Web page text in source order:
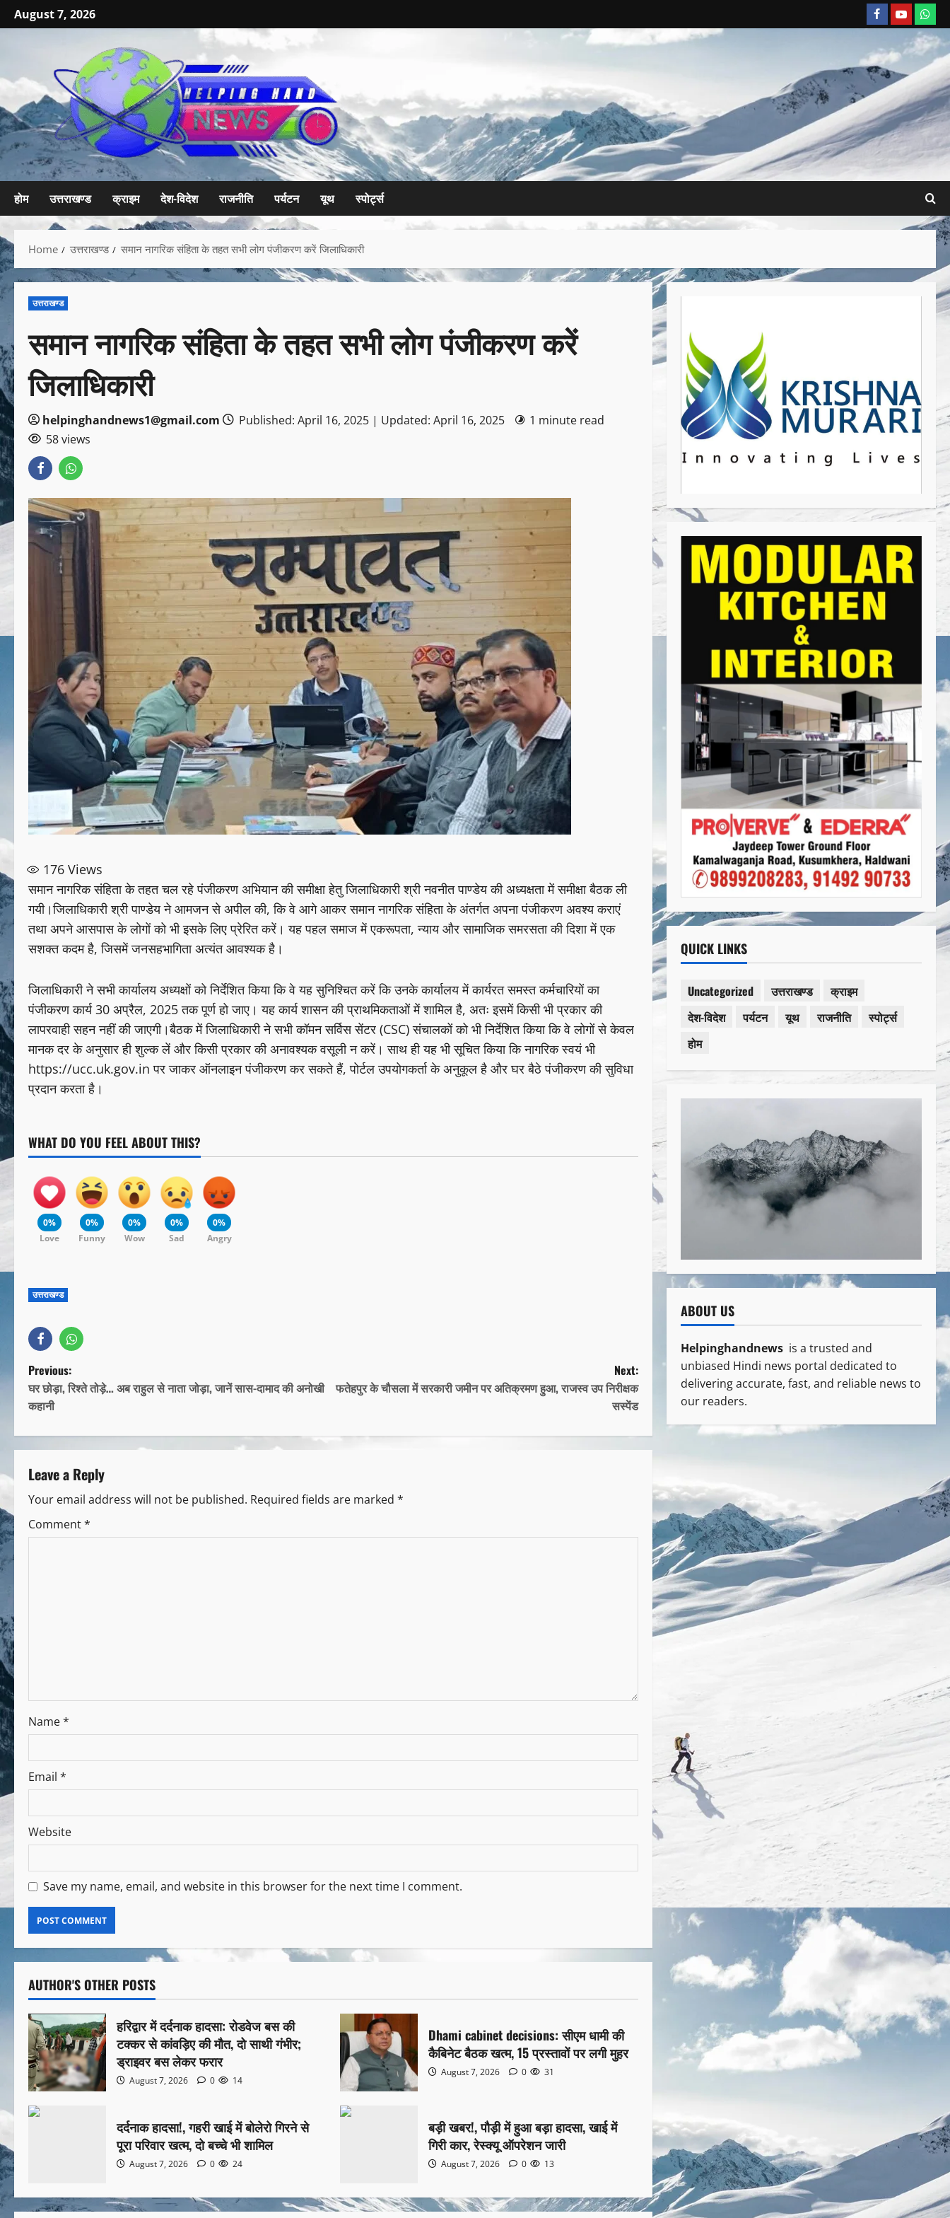
August 7, 2026
होम उत्तराखण्ड क्राइम देश-विदेश राजनीति पर्यटन यूथ स्पोर्ट्स
Home उत्तराखण्ड समान नागरिक संहिता के तहत सभी लोग पंजीकरण करें जिलाधिकारी
उत्तराखण्ड
समान नागरिक संहिता के तहत सभी लोग पंजीकरण करें
जिलाधिकारी
helpinghandnews1@gmail.com Published: April 16, 2025 | Updated: April 16, 2025
1 minute read
58 views
176 Views
समान नागरिक संहिता के तहत चल रहे पंजीकरण अभियान की समीक्षा हेतु जिलाधिकारी श्री नवनीत पाण्डेय की अध्यक्षता में समीक्षा बैठक ली
गयी।जिलाधिकारी श्री पाण्डेय ने आमजन से अपील की, कि वे आगे आकर समान नागरिक संहिता के अंतर्गत अपना पंजीकरण अवश्य कराएं
तथा अपने आसपास के लोगों को भी इसके लिए प्रेरित करें। यह पहल समाज में एकरूपता, न्याय और सामाजिक समरसता की दिशा में एक
सशक्त कदम है, जिसमें जनसहभागिता अत्यंत आवश्यक है।
जिलाधिकारी ने सभी कार्यालय अध्यक्षों को निर्देशित किया कि वे यह सुनिश्चित करें कि उनके कार्यालय में कार्यरत समस्त कर्मचारियों का
पंजीकरण कार्य 30 अप्रैल, 2025 तक पूर्ण हो जाए। यह कार्य शासन की प्राथमिकताओं में शामिल है, अतः इसमें किसी भी प्रकार की
लापरवाही सहन नहीं की जाएगी।बैठक में जिलाधिकारी ने सभी कॉमन सर्विस सेंटर (CSC) संचालकों को भी निर्देशित किया कि वे लोगों से केवल
मानक दर के अनुसार ही शुल्क लें और किसी प्रकार की अनावश्यक वसूली न करें। साथ ही यह भी सूचित किया कि नागरिक स्वयं भी
https://ucc.uk.gov.in पर जाकर ऑनलाइन पंजीकरण कर सकते हैं, पोर्टल उपयोगकर्ता के अनुकूल है और घर बैठे पंजीकरण की सुविधा
प्रदान करता है।
WHAT DO YOU FEEL ABOUT THIS?
0%
Love
0%
Funny
0%
Wow
0%
Sad
0%
Angry
उत्तराखण्ड
Previous:
घर छोड़ा, रिश्ते तोड़े… अब राहुल से नाता जोड़ा, जानें सास-दामाद की अनोखी
कहानी
Next:
फतेहपुर के चौसला में सरकारी जमीन पर अतिक्रमण हुआ, राजस्व उप निरीक्षक
सस्पेंड
Leave a Reply
Your email address will not be published. Required fields are marked *
Comment*
Name*
Email *
Website
Save my name, email, and website in this browser for the next time I comment.
AUTHOR'S OTHER POSTS
हरिद्वार में दर्दनाक हादसा: रोडवेज बस की
टक्कर से कांवड़िए की मौत, दो साथी गंभीर;
ड्राइवर बस लेकर फरार
August 7, 2026 0 14
Dhami cabinet decisions: सीएम धामी की
कैबिनेट बैठक खत्म, 15 प्रस्तावों पर लगी मुहर
August 7, 2026 0 31
दर्दनाक हादसा!, गहरी खाई में बोलेरो गिरने से
पूरा परिवार खत्म, दो बच्चे भी शामिल
August 7, 2026 0 24
बड़ी खबर!, पौड़ी में हुआ बड़ा हादसा, खाई में
गिरी कार, रेस्क्यू ऑपरेशन जारी
August 7, 2026 0 13
QUICK LINKS
Uncategorized उत्तराखण्ड
क्राइम
देश-विदेश
पर्यटन यूथ राजनीति
स्पोर्ट्स
होम
ABOUT US
Helpinghandnews is a trusted and
unbiased Hindi news portal dedicated to
delivering accurate, fast, and reliable news to
our readers.